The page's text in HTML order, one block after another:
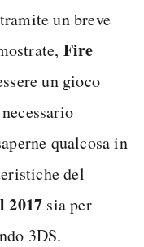
un breve
Fire
un gioco
qualcosa in
del
2017 sia per
3DS.